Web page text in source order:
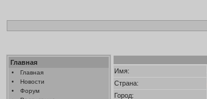
Главная
•
Главная
•
Новости
•
Форум
Имя:
Страна:
Город: